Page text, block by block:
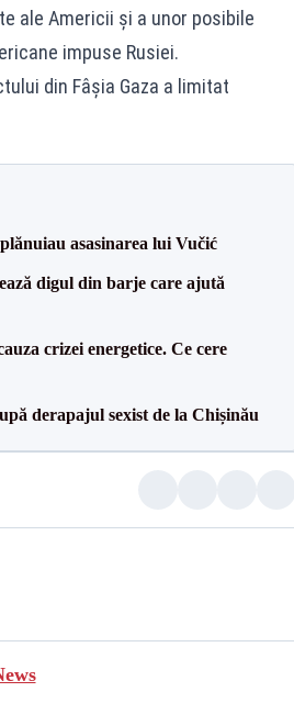
ale Americii şi a unor posibile
impuse Rusiei.
din Fâșia Gaza a limitat
asasinarea lui Vučić
digul din barje care ajută
crizei energetice. Ce cere
derapajul sexist de la Chișinău